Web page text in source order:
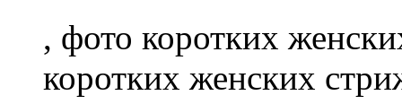
, фото коротких
коротких женских